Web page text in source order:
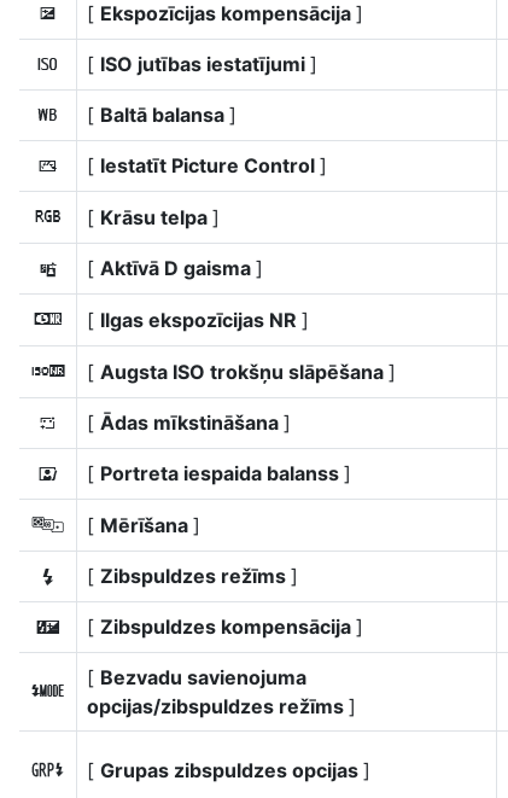
E [ Ekspozīcijas kompensācija ]
9 [ ISO jutības iestatījumi ]
m [ Baltā balansa ]
h [ Iestatīt Picture Control ]
p [ Krāsu telpa ]
y [ Aktīvā D gaisma ]
q [ Ilgas ekspozīcijas NR ]
r [ Augsta ISO trokšņu slāpēšana ]
h [ Ādas mīkstināšana ]
i [ Portreta iespaida balanss ]
w [ Mērīšana ]
c [ Zibspuldzes režīms ]
Y [ Zibspuldzes kompensācija ]
q
[ Bezvadu savienojuma
opcijas/zibspuldzes režīms ]
m [ Grupas zibspuldzes opcijas ]